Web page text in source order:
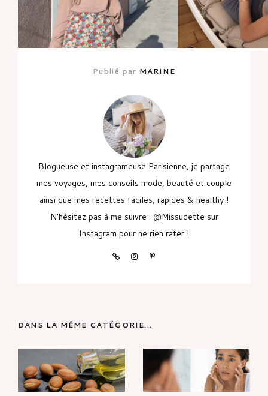
Publié par MARINE
Blogueuse et instagrameuse Parisienne, je partage
mes voyages, mes conseils mode, beauté et couple
ainsi que mes recettes faciles, rapides & healthy !
N'hésitez pas à me suivre : @Missudette sur
Instagram pour ne rien rater !
DANS LA MÊME CATÉGORIE...